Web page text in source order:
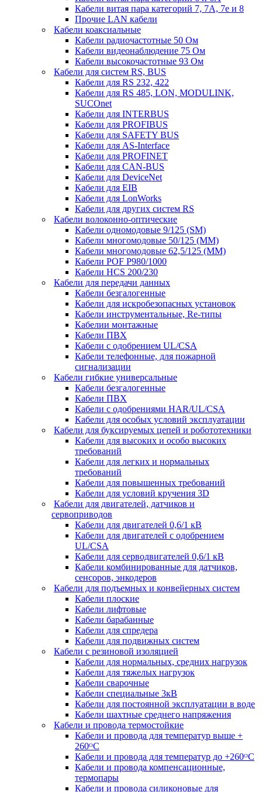
Кабели витая пара категорий 7, 7А, 7е и 8
Прочие LAN кабели
Кабели коаксиальные
Кабели радиочастотные 50 Ом
Кабели видеонаблюдение 75 Ом
Кабели высокочастотные 93 Ом
Кабели для систем RS, BUS
Кабели для RS 232, 422
Кабели для RS 485, LON, MODULINK,
SUCOnet
Кабели для INTERBUS
Кабели для PROFIBUS
Кабели для SAFETY BUS
Кабели для AS-Interface
Кабели для PROFINET
Кабели для CAN-BUS
Кабели для DeviceNet
Кабели для EIB
Кабели для LonWorks
Кабели для других систем RS
Кабели волоконно-оптические
Кабели одномодовые 9/125 (SM)
Кабели многомодовые 50/125 (ММ)
Кабели многомодовые 62,5/125 (ММ)
Кабели POF P980/1000
Кабели HCS 200/230
Кабели для передачи данных
Кабели безгалогенные
Кабели для искробезопасных установок
Кабели инструментальные, Re-типы
Кабелии монтажные
Кабели ПВХ
Кабели с одобрением UL/CSA
Кабели телефонные, для пожарной
сигнализации
Кабели гибкие универсальные
Кабели безгалогенные
Кабели ПВХ
Кабели с одобрениями HAR/UL/CSA
Кабели для особых условий эксплуатации
Кабели для буксируемых цепей и робототехники
Кабели для высоких и особо высоких
требований
Кабели для легких и нормальных
требований
Кабели для повышенных требований
Кабели для условий кручения 3D
Кабели для двигателей, датчиков и
сервоприводов
Кабели для двигателей 0,6/1 кВ
Кабели для двигателей с одобрением
UL/CSA
Кабели для серводвигателей 0,6/1 кВ
Кабели комбинированные для датчиков,
cенсоров, энкодеров
Кабели для подъемных и конвейерных систем
Кабели плоские
Кабели лифтовые
Кабели барабанные
Кабели для спредера
Кабели для подвижных систем
Кабели с резиновой изоляцией
Кабели для нормальных, средних нагрузок
Кабели для тяжелых нагрузок
Кабели сварочные
Кабели специальные 3кВ
Кабели для постоянной эксплуатации в воде
Кабели шахтные среднего напряжения
Кабели и провода термостойкие
Кабели и провода для температур выше +
260ᴼС
Кабели и провода для температур до +260ᴼС
Кабели и провода компенсационные,
термопары
Кабели и провода силиконовые для